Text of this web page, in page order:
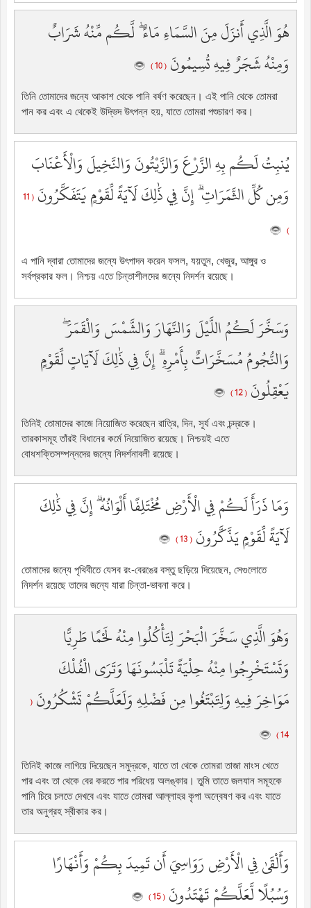
هُوَ الَّذِي أَنزَلَ مِنَ السَّمَاءِ مَاءً ۖ لَّكُم مِّنْهُ شَرَابٌ
وَمِنْهُ شَجَرٌ فِيهِ تُسِيمُونَ ( 10 )
তিনি তোমাদের জন্যে আকাশ থেকে পানি বর্ষণ করেছেন। এই পানি থেকে তোমরা
পান কর এবং এ থেকেই উদ্ভিদ উৎপন্ন হয়, যাতে তোমরা পশুচারণ কর।
يُنبِتُ لَكُم بِهِ الزَّرْعَ وَالزَّيْتُونَ وَالنَّخِيلَ وَالْأَعْنَابَ
وَمِن كُلِّ الثَّمَرَاتِ ۗ إِنَّ فِي ذَٰلِكَ لَآيَةً لِّقَوْمٍ يَتَفَكَّرُونَ
( 11
)
এ পানি দ্বারা তোমাদের জন্যে উৎপাদন করেন ফসল, যয়তুন, খেজুর, আঙ্গুর ও
সর্বপ্রকার ফল। নিশ্চয় এতে চিন্তাশীলদের জন্যে নিদর্শন রয়েছে।
وَسَخَّرَ لَكُمُ اللَّيْلَ وَالنَّهَارَ وَالشَّمْسَ وَالْقَمَرَ ۖ
وَالنُّجُومُ مُسَخَّرَاتٌ بِأَمْرِهِ ۗ إِنَّ فِي ذَٰلِكَ لَآيَاتٍ لِّقَوْمٍ
يَعْقِلُونَ ( 12 )
তিনিই তোমাদের কাজে নিয়োজিত করেছেন রাত্রি, দিন, সূর্য এবং চন্দ্রকে।
তারকাসমূহ তাঁরই বিধানের কর্মে নিয়োজিত রয়েছে। নিশ্চয়ই এতে
বোধশক্তিসম্পন্নদের জন্যে নিদর্শনাবলী রয়েছে।
وَمَا ذَرَأَ لَكُمْ فِي الْأَرْضِ مُخْتَلِفًا أَلْوَانُهُ ۗ إِنَّ فِي ذَٰلِكَ
لَآيَةً لِّقَوْمٍ يَذَّكَّرُونَ ( 13 )
তোমাদের জন্যে পৃথিবীতে যেসব রং-বেরঙের বস্তু ছড়িয়ে দিয়েছেন, সেগুলোতে
নিদর্শন রয়েছে তাদের জন্যে যারা চিন্তা-ভাবনা করে।
وَهُوَ الَّذِي سَخَّرَ الْبَحْرَ لِتَأْكُلُوا مِنْهُ لَحْمًا طَرِيًّا
وَتَسْتَخْرِجُوا مِنْهُ حِلْيَةً تَلْبَسُونَهَا وَتَرَى الْفُلْكَ
مَوَاخِرَ فِيهِ وَلِتَبْتَغُوا مِن فَضْلِهِ وَلَعَلَّكُمْ تَشْكُرُونَ (
14 )
তিনিই কাজে লাগিয়ে দিয়েছেন সমুদ্রকে, যাতে তা থেকে তোমরা তাজা মাংস খেতে
পার এবং তা থেকে বের করতে পার পরিধেয় অলঙ্কার। তুমি তাতে জলযান সমূহকে
পানি চিরে চলতে দেখবে এবং যাতে তোমরা আল্লাহর কৃপা অন্বেষণ কর এবং যাতে
তার অনুগ্রহ স্বীকার কর।
وَأَلْقَىٰ فِي الْأَرْضِ رَوَاسِيَ أَن تَمِيدَ بِكُمْ وَأَنْهَارًا
وَسُبُلًا لَّعَلَّكُمْ تَهْتَدُونَ ( 15 )